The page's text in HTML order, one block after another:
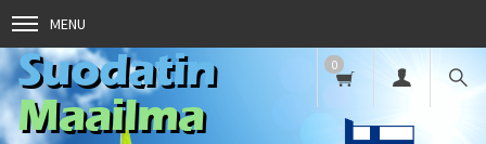
MENU
Suodatin
Maailma
0